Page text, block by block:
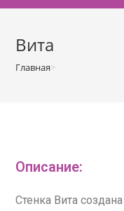
Вита
Главная>
Описание:
Стенка Вита